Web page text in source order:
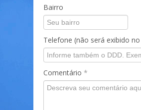
Bairro
Telefone (não será exibido
Comentário *